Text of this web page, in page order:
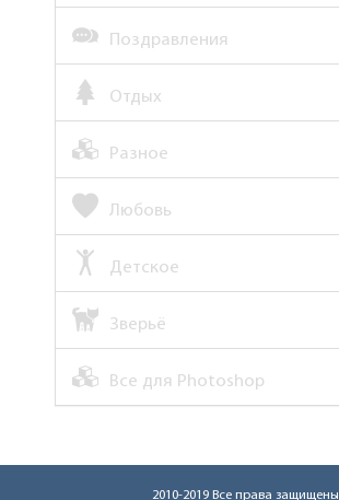
Поздравления
Отдых
Разное
Любовь
Детское
Зверьё
Все для Photoshop
2010-2019 Все права защищены